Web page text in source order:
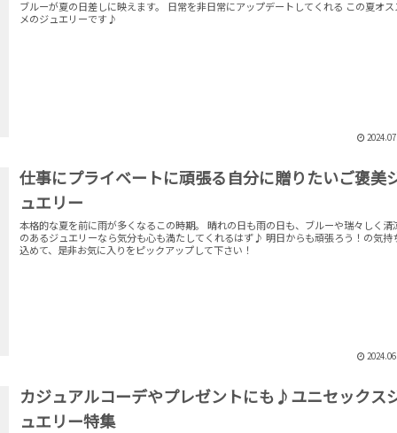
ブルーが夏の日差しに映えます。 日常を非日常にアップデートしてくれる この夏オス
メのジュエリーです♪
仕事にプライベートに頑張る自分に贈りたいご褒美
ュエリー
本格的な夏を前に雨が多くなるこの時期。 晴れの日も雨の日も、ブルーや瑞々しく清
のあるジュエリーなら気分も心も満たしてくれるはず♪ 明日からも頑張ろう！の気持ちを
込めて、是非お気に入りをピックアップして下さい！
カジュアルコーデやプレゼントにも♪ユニセックス
ュエリー特集